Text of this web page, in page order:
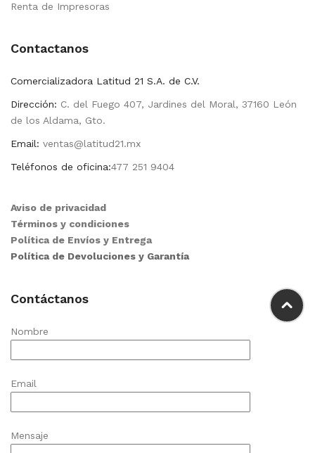
Renta de Impresoras
Contactanos
Comercializadora Latitud 21 S.A. de C.V.
Dirección: C. del Fuego 407, Jardines del Moral, 37160 León
de los Aldama, Gto.
Email: ventas@latitud21.mx
Teléfonos de oficina:477 251 9404
Aviso de privacidad
Términos y condiciones
Política de Envíos y Entrega
Política de Devoluciones y Garantía
Contáctanos
Nombre
Email
Mensaje